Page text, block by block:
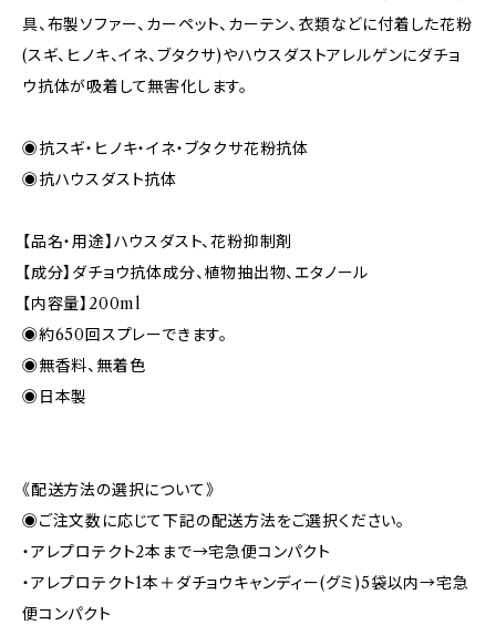
具、布製ソファー、カーペット、カーテン、衣類などに付着した花粉
(スギ、ヒノキ、イネ、ブタクサ)やハウスダストアレルゲンにダチョ
ウ抗体が吸着して無害化します。
◉抗スギ・ヒノキ・イネ・ブタクサ花粉抗体
◉抗ハウスダスト抗体
【品名・用途】ハウスダスト、花粉抑制剤
【成分】ダチョウ抗体成分、植物抽出物、エタノール
【内容量】200ml
◉約650回スプレーできます。
◉無香料、無着色
◉日本製
《配送方法の選択について》
◉ご注文数に応じて下記の配送方法をご選択ください。
・アレプロテクト2本まで→宅急便コンパクト
・アレプロテクト1本＋ダチョウキャンディー(グミ)5袋以内→宅急
便コンパクト